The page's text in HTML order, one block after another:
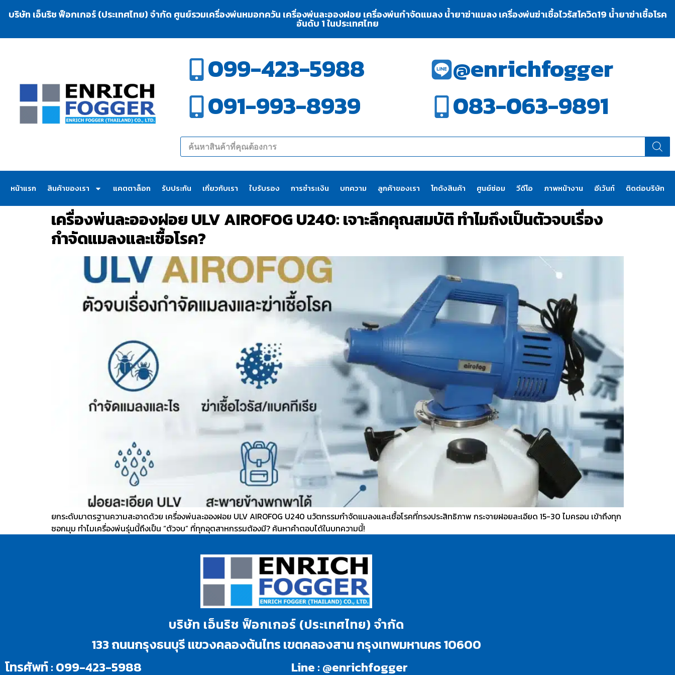
บริษัท เอ็นริช ฟ็อกเกอร์ (ประเทศไทย) จำกัด ศูนย์รวมเครื่องพ่นหมอกควัน เครื่องพ่นละอองฝอย เครื่องพ่นกำจัดแมลง น้ำยาฆ่าแมลง เครื่องพ่นฆ่าเชื้อไวรัสโควิด19 น้ำยาฆ่าเชื้อโรค
อันดับ 1 ในประเทศไทย
099-423-5988
091-993-8939
@enrichfogger
083-063-9891
หน้าแรก สินค้าของเรา แคตตาล็อก รับประกัน เกี่ยวกับเรา ใบรับรอง การชำระเงิน บทความ ลูกค้าของเรา โกดังสินค้า ศูนย์ซ่อม วีดีโอ ภาพหน้างาน อีเว้นท์ ติดต่อบริษัท
เครื่องพ่นละอองฝอย ULV AIROFOG U240: เจาะลึกคุณสมบัติ ทำไมถึงเป็นตัวจบเรื่อง
กำจัดแมลงและเชื้อโรค?
ยกระดับมาตรฐานความสะอาดด้วย เครื่องพ่นละอองฝอย ULV AIROFOG U240 นวัตกรรมกำจัดแมลงและเชื้อโรคที่ทรงประสิทธิภาพ กระจายฝอยละเอียด 15-30 ไมครอน เข้าถึงทุก
ซอกมุม ทำไมเครื่องพ่นรุ่นนี้ถึงเป็น “ตัวจบ” ที่ทุกอุตสาหกรรมต้องมี? ค้นหาคำตอบได้ในบทความนี้!
บริษัท เอ็นริช ฟ็อกเกอร์ (ประเทศไทย) จำกัด
133 ถนนกรุงธนบุรี แขวงคลองต้นไทร เขตคลองสาน กรุงเทพมหานคร 10600
โทรศัพท์ : 099-423-5988
Line : @enrichfogger